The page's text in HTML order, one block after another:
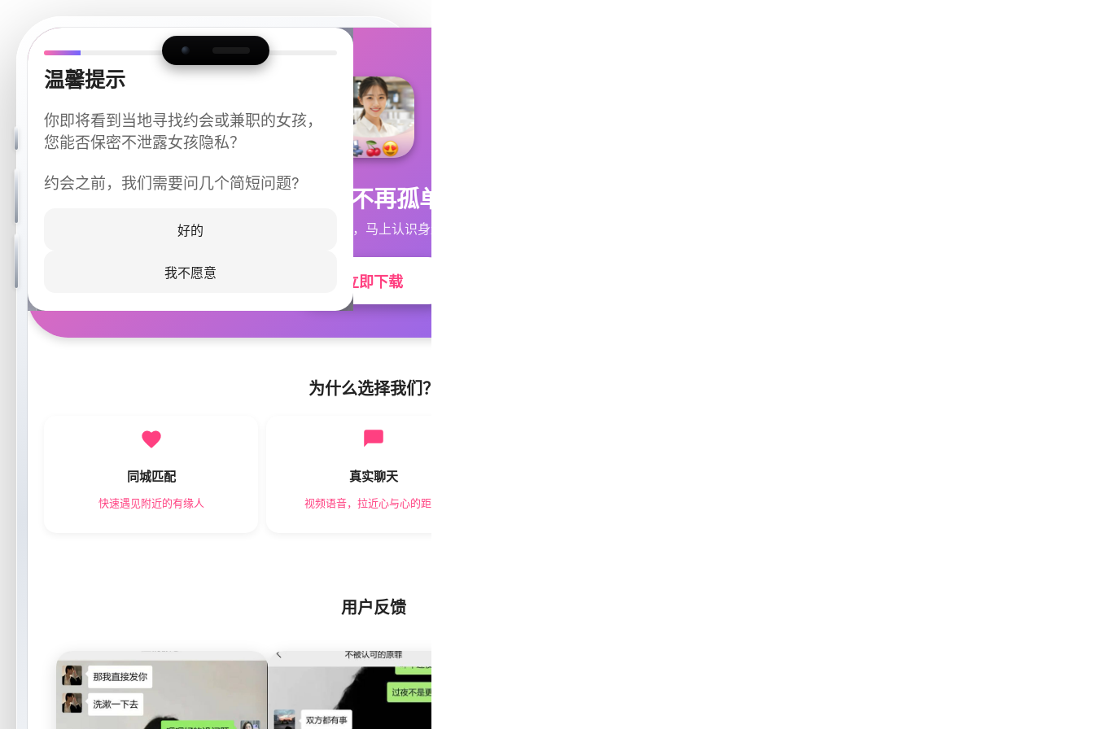
温馨提示
你即将看到当地寻找约会或兼职的女孩，
您能否保密不泄露女孩隐私？
约会之前，我们需要问几个简短问题?
好的
我不愿意
今晚不再孤单
同城快速匹配，马上认识身边的TA
立即下载
为什么选择我们？
同城匹配
快速遇见附近的有缘人
真实聊天
视频语音，拉近心与心的距离
用户反馈